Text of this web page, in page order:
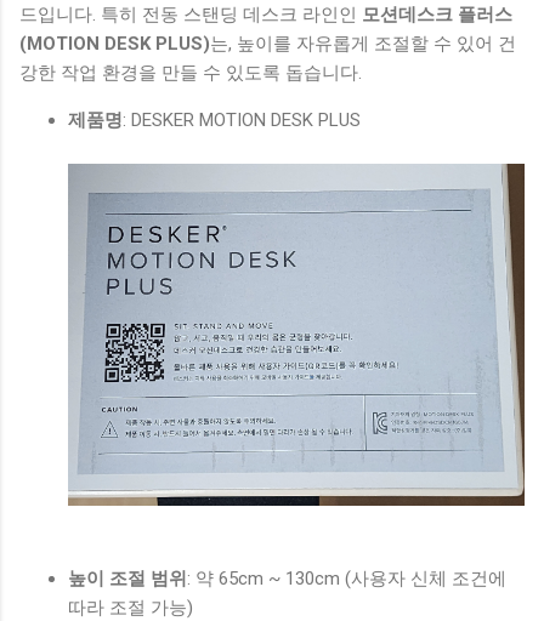
드입니다. 특히 전동 스탠딩 데스크 라인인 모션데스크 플러스
(MOTION DESK PLUS)는, 높이를 자유롭게 조절할 수 있어 건
강한 작업 환경을 만들 수 있도록 돕습니다.
제품명: DESKER MOTION DESK PLUS
높이 조절 범위 : 약 65cm ~ 130cm (사용자 신체 조건에
따라 조절 가능)